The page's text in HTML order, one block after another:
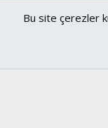
Bu site çerezler